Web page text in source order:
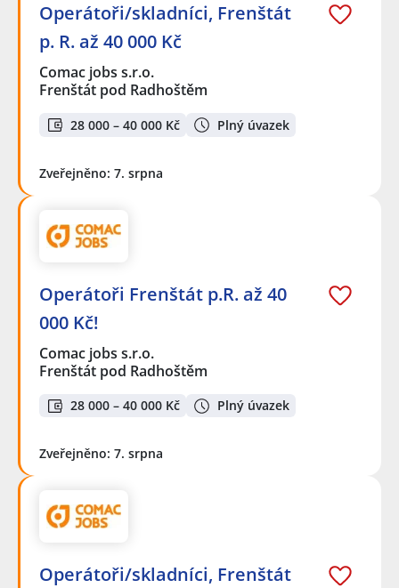
Operátoři/skladníci, Frenštát
p. R. až 40 000 Kč
Comac jobs s.r.o.
Frenštát pod Radhoštěm
28 000 – 40 000 Kč Plný úvazek
Zveřejněno: 7. srpna
Operátoři Frenštát p.R. až 40
000 Kč!
Comac jobs s.r.o.
Frenštát pod Radhoštěm
28 000 – 40 000 Kč Plný úvazek
Zveřejněno: 7. srpna
Operátoři/skladníci, Frenštát